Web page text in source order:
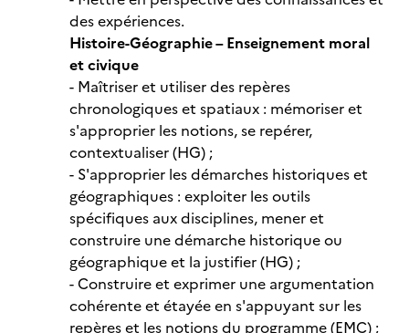
des expériences.
Histoire-Géographie – Enseignement moral
et civique
- Maîtriser et utiliser des repères
chronologiques et spatiaux : mémoriser et
s'approprier les notions, se repérer,
contextualiser (HG) ;
- S'approprier les démarches historiques et
géographiques : exploiter les outils
spécifiques aux disciplines, mener et
construire une démarche historique ou
géographique et la justifier (HG) ;
- Construire et exprimer une argumentation
cohérente et étayée en s'appuyant sur les
repères et les notions du programme (EMC) ;